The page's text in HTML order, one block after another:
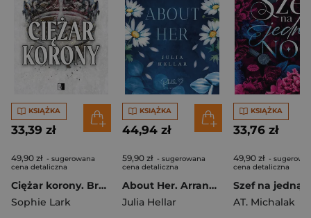
KSIĄŻKA
33,39 zł
49,90 zł - sugerowana
cena detaliczna
Ciężar korony. Brutalne dziedzictwo. Tom 6
Sophie Lark
KSIĄŻKA
44,94 zł
59,90 zł - sugerowana
cena detaliczna
About Her. Arranged. Tom 2
Julia Hellar
KSIĄŻKA
33,76 zł
49,90 zł -
cena detaliczna
Szef na jedną
AT. Michalak